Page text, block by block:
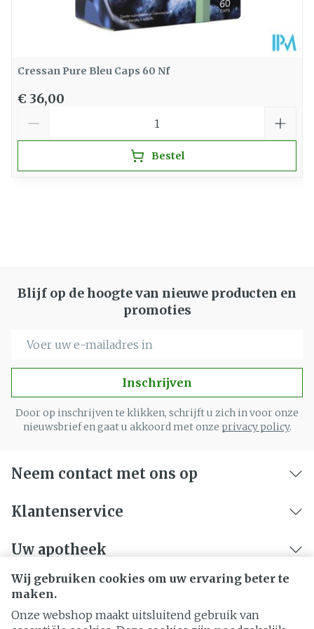
Wij gebruiken cookies om uw ervaring beter te
maken.
Onze webshop maakt uitsluitend gebruik van
Cressan Pure Bleu Caps 60 Nf
€ 36,00
Bestel
Blijf op de hoogte van nieuwe producten en
promoties
Inschrijven
Door op inschrijven te klikken, schrijft u zich in voor onze
nieuwsbrief en gaat u akkoord met onze privacy policy.
Neem contact met ons op
Klantenservice
Uw apotheek